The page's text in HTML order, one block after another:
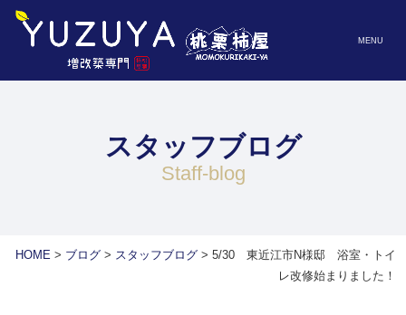
MENU
スタッフブログ
staff-blog
HOME> ブログ> スタッフブログ> 5/30 東近江市N様邸 浴室・トイ
レ改修始まりました！